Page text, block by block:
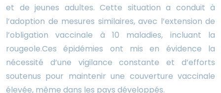
et de jeunes adultes. Cette situation a conduit à
l’adoption de mesures similaires, avec l’extension de
l’obligation vaccinale à 10 maladies, incluant la
rougeole.Ces épidémies ont mis en évidence la
nécessité d’une vigilance constante et d’efforts
soutenus pour maintenir une couverture vaccinale
élevée, même dans les pays développés.